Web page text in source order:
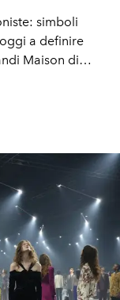
simboli
a definire
Maison di
sua storia.